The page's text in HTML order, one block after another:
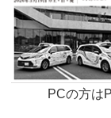
PCの方は